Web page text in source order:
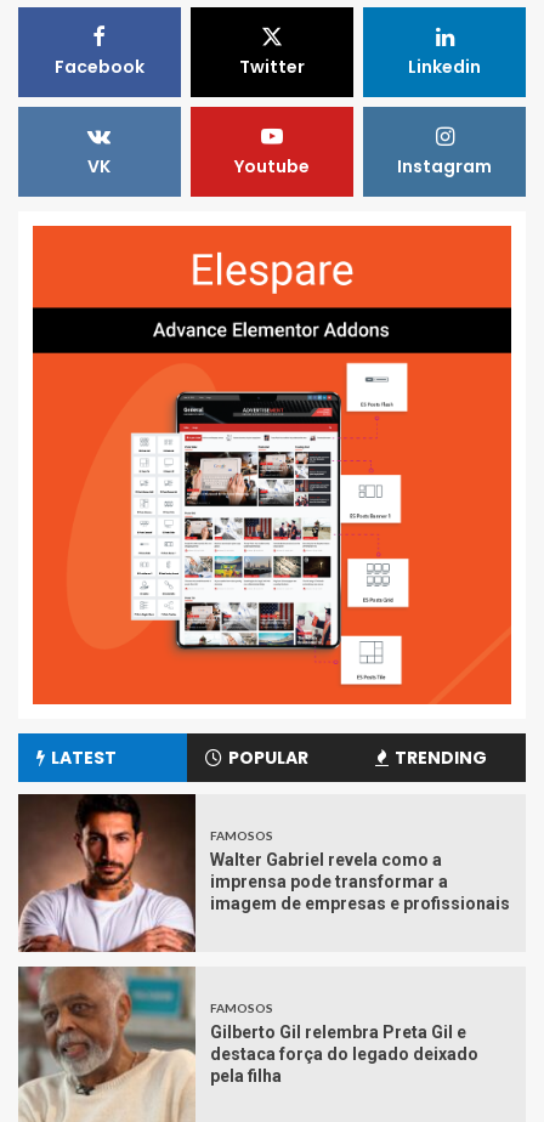
Facebook Twitter Linkedin
VK Youtube Instagram
LATEST POPULAR TRENDING
FAMOSOS
Walter Gabriel revela como a
imprensa pode transformar a
imagem de empresas e profissionais
FAMOSOS
Gilberto Gil relembra Preta Gil e
destaca força do legado deixado
pela filha